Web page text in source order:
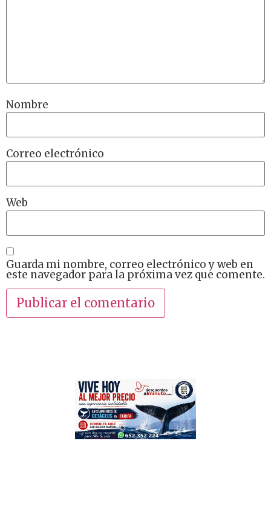
Nombre
Correo electrónico
Web
Guarda mi nombre, correo electrónico y web en
este navegador para la próxima vez que comente.